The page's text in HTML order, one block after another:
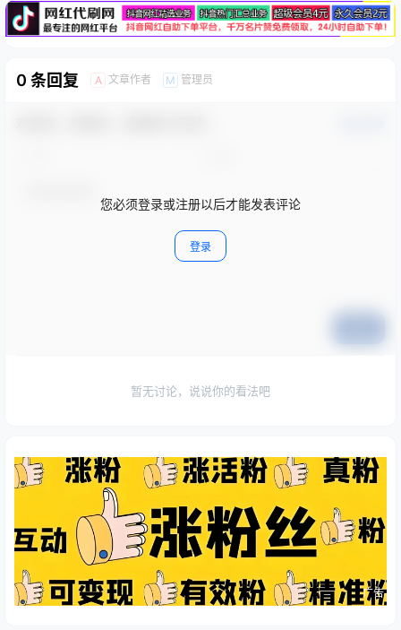
0 条回复 A 文章作者 M 管理员
您必须登录或注册以后才能发表评论
登录
暂无讨论，说说你的看法吧
广告